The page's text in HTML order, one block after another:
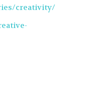
creativity/